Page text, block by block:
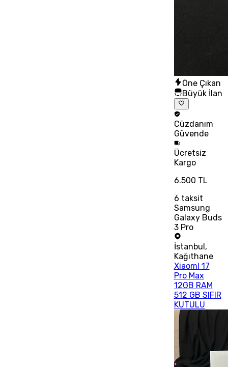
Öne Çıkan
Büyük İlan
Cüzdanım
Güvende
Ücretsiz
Kargo
6.500 TL
6 taksit
Samsung
Galaxy Buds
3 Pro
İstanbul ,
Kağıthane
XiaomI 17
Pro Max
12GB RAM
512 GB SIFIR
KUTULU